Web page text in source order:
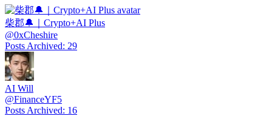
柴郡🔔｜Crypto+AI Plus
@0xCheshire
Posts Archived: 29
AI Will
@FinanceYF5
Posts Archived: 16